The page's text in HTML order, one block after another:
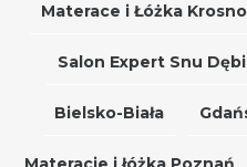
Materace i Łóżka Krosno
Salon Expert Snu
Bielsko-Biała